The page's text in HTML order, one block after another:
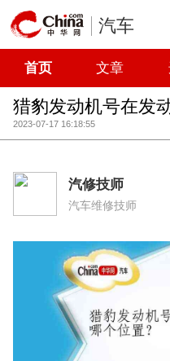
汽车
首页 文章
猎豹发动机号在发
2023-07-17 16:18:55
汽修技师
汽车维修技师